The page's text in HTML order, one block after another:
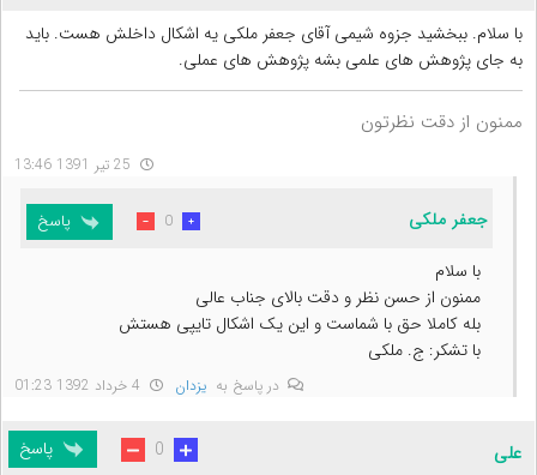
با سلام. ببخشید جزوه شیمی آقای جعفر ملکی یه اشکال داخلش هست. باید
به جای پژوهش های علمی بشه پژوهش های عملی.
ممنون از دقت نظرتون
جعفر ملکی
در پاسخ به یزدان
با سلام
ممنون از حسن نظر و دقت بالای جناب عالی
بله کاملا حق با شماست و این یک اشکال تایپی هستش
با تشکر: ج. ملکی
0 پاسخ
علی 0 پاسخ